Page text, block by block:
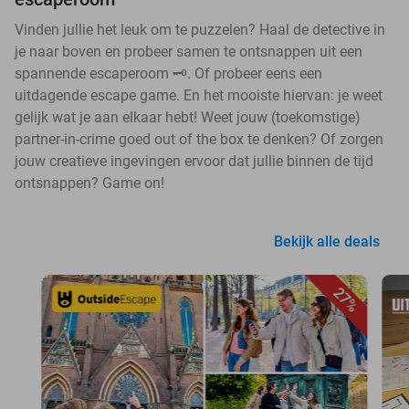
Vinden jullie het leuk om te puzzelen? Haal de detective in
je naar boven en probeer samen te ontsnappen uit een
spannende escaperoom 🗝️. Of probeer eens een
uitdagende escape game. En het mooiste hiervan: je weet
gelijk wat je aan elkaar hebt! Weet jouw (toekomstige)
partner-in-crime goed out of the box te denken? Of zorgen
jouw creatieve ingevingen ervoor dat jullie binnen de tijd
ontsnappen? Game on!
Bekijk alle deals
27%